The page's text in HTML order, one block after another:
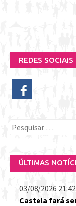
REDES SOCIAIS
Pesquisar
ÚLTIMAS
03/08/2026 21:42
Castela fará